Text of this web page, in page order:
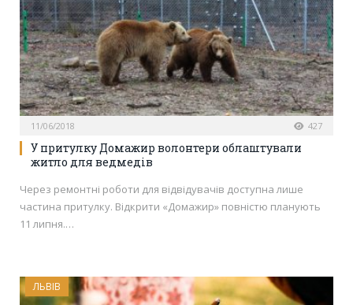
11/06/2018 427
У притулку Домажир волонтери облаштували
житло для ведмедів
Через ремонтні роботи для відвідувачів доступна лише
частина притулку. Відкрити «Домажир» повністю планують
11 липня.…
ЛЬВІВ